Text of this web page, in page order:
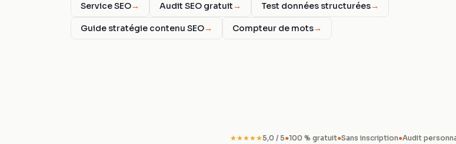
Service SEO→ Audit SEO gratuit→ Test données structurées→
Guide stratégie contenu SEO→ Compteur de mots→
★★★★★5,0 / 5●100 % gratuit●Sans inscription●Audit